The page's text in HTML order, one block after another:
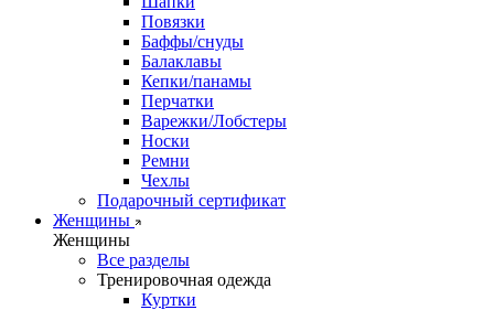
Повязки
Баффы/снуды
Балаклавы
Кепки/панамы
Перчатки
Варежки/Лобстеры
Носки
Ремни
Чехлы
Подарочный сертификат
Женщины
Женщины
Все разделы
Тренировочная одежда
Куртки